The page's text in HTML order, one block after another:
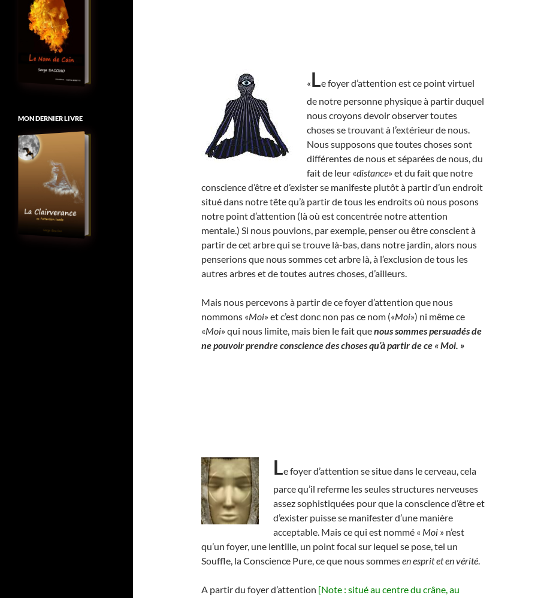
«Le foyer d’attention est ce point virtuel
de notre personne physique à partir duquel
nous croyons devoir observer toutes
choses se trouvant à l’extérieur de nous.
Nous supposons que toutes choses sont
différentes de nous et séparées de nous, du
fait de leur «distance» et du fait que notre
conscience d’être et d’exister se manifeste plutôt à partir d’un endroit
situé dans notre tête qu’à partir de tous les endroits où nous posons
notre point d’attention (là où est concentrée notre attention
mentale.) Si nous pouvions, par exemple, penser ou être conscient à
partir de cet arbre qui se trouve là-bas, dans notre jardin, alors nous
penserions que nous sommes cet arbre là, à l’exclusion de tous les
autres arbres et de toutes autres choses, d’ailleurs.
Mais nous percevons à partir de ce foyer d’attention que nous
nommons «Moi» et c’est donc non pas ce nom («Moi») ni même ce
«Moi» qui nous limite, mais bien le fait quenous sommes persuadés de
ne pouvoir prendre conscience des choses qu’à partir de ce « Moi. »
Le foyer d’attention se situe dans le cerveau, cela
parce qu’il referme les seules structures nerveuses
assez sophistiquées pour que la conscience d’être et
d’exister puisse se manifester d’une manière
acceptable. Mais ce qui est nommé « Moi » n’est
qu’un foyer, une lentille, un point focal sur lequel se pose, tel un
Souffle, la Conscience Pure, ce que nous sommesen esprit et en vérité.
A partir du foyer d’attention [Note : situé au centre du crâne, au
MON DERNIER LIVRE